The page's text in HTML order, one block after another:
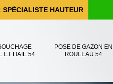
SPÉCIALISTE HAUTEUR
ET HAIE 54
POSE DE GAZON EN
ROULEAU 54